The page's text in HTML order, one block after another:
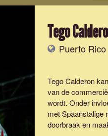
Tego
Puerto Rico
Tego Calderon
van de
wordt. Onder
met Spaanstalige
doorbraak en